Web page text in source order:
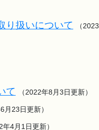
り扱いについて
（2023
て （2022年8月3日更新）
月23日更新）
年4月1日更新）